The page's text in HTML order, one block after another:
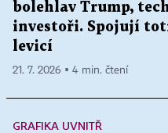
bolehlav Trump,
investoři. Spojují
levicí
21. 7. 2026 ▪ 4 min. čtení
GRAFIKA UVNITŘ